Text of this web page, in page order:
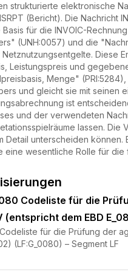
strukturierte elektronische
(Bericht). Die
für die INVOIC-
(UNH:0057) und die
Diese
Leistungspreis und
Menge"
und gleicht sie mit seinen
ist
und der verwendeten
lassen. Die
Detail unterscheiden
eine wesentliche Rolle für
Codeliste für die
(entspricht dem EBD
für die Prüfung der
(LF:G_0080) – Segment LF